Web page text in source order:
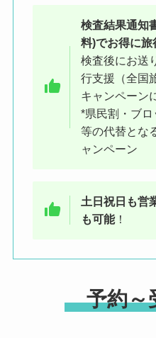
かれたのぼり旗
●他の駅からの徒歩ア
原宿駅 18 分/表参道
分/代官山駅 24 分/代
橋駅 23 分/恵比寿駅
木上原駅 30 分/参宮
初台駅 36 分/千駄ケ
代々木駅 39 分/南新
検査結果通知
料)でお得に旅
検査後にお送
行支援（全国
キャンペーン
*県民割・ブ
等の代替とな
ャンペーン
土日祝日も営
も可能！
予約～